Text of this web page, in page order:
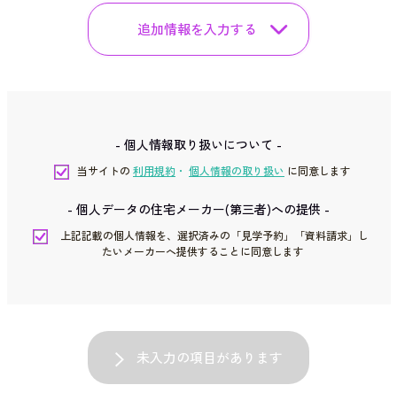
追加情報を入力する
- 個人情報取り扱いについて -
当サイトの 利用規約 ・ 個人情報の取り扱い に同意します
- 個人データの住宅メーカー(第三者)への提供 -
上記記載の個人情報を、選択済みの「見学予約」「資料請求」し
たいメーカーへ提供することに同意します
未入力の項目があります